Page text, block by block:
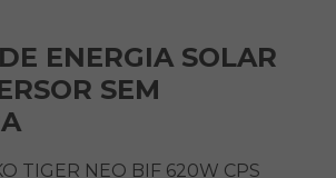
ENERGIA SOLAR
SEM
TIGER NEO BIF 620W CPS